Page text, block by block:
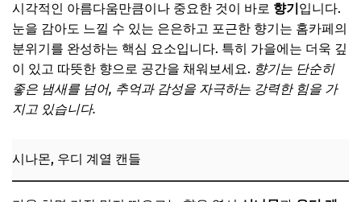
시각적인 아름다움만큼이나 중요한 것이 바로 향기 입니다.
눈을 감아도 느낄 수 있는 은은하고 포근한 향기는 홈카페의
분위기를 완성하는 핵심 요소입니다. 특히 가을에는 더욱 깊
이 있고 따뜻한 향으로 공간을 채워보세요. 향기는 단순히
좋은 냄새를 넘어, 추억과 감성을 자극하는 강력한 힘을 가
지고 있습니다.
시나몬, 우디 계열 캔들